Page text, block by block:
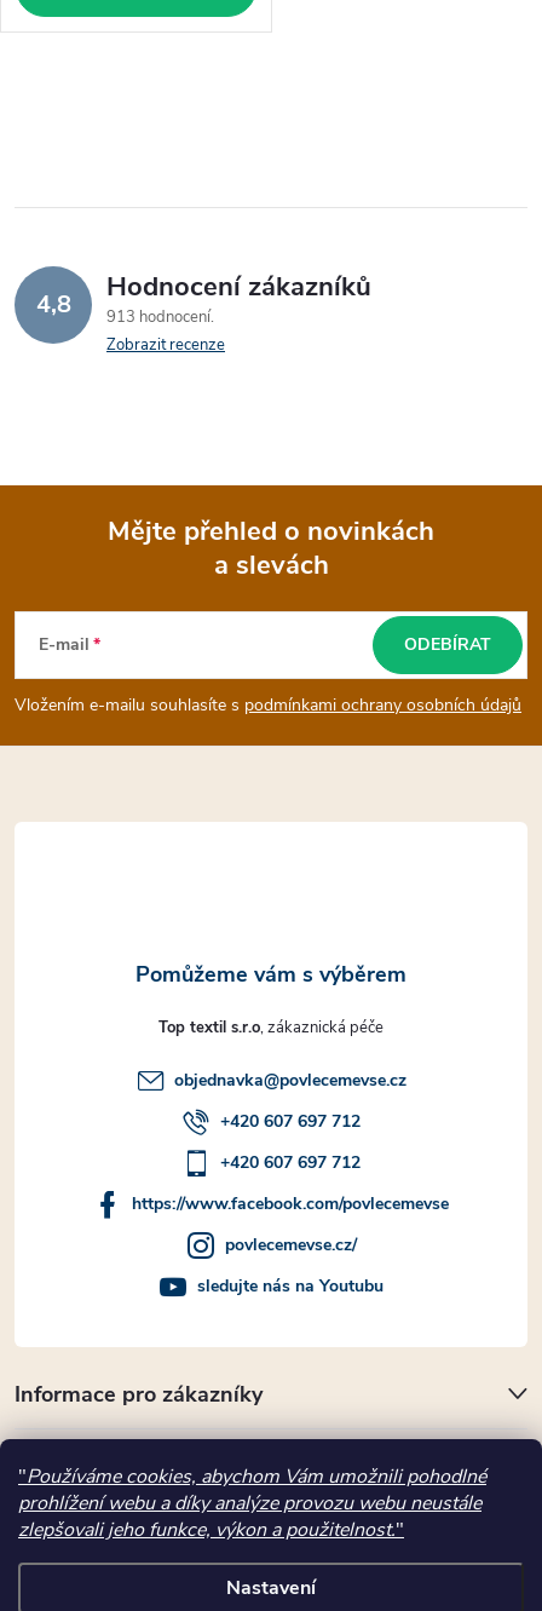
"Používáme cookies, abychom Vám umožnili pohodlné
prohlížení webu a díky analýze provozu webu neustále
zlepšovali jeho funkce, výkon a použitelnost."
Nastavení
l
d
a
p
y
v
p
4,8 Hodnocení zákazníků
913 hodnocení
Zobrazit recenze
p
a
t
Mějte přehled o novinkách
a slevách
E-mail
Vložením e-mailu souhlasíte s podmínkami ochrany osobních údajů
ODEBÍRAT
Informace pro zákazníky
Přijímáme online platby
Kde nás najdete
Top textil s.r.o
objednavka@povlecemevse.cz
+420 607 697 712
+420 607 697 712
https://www.facebook.com/povlecemevse
povlecemevse.cz/
sledujte nás na Youtubu